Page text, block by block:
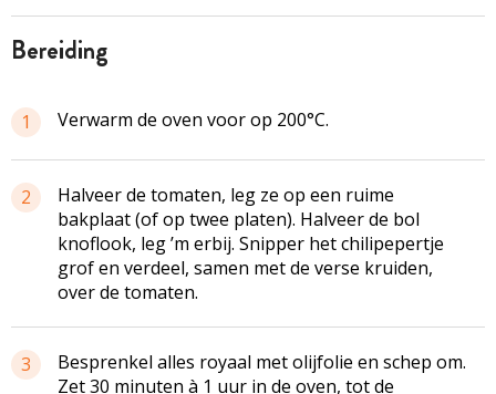
bereiding
1 Verwarm de oven voor op 200°C.
2
Halveer de tomaten, leg ze op een ruime
bakplaat (of op twee platen). Halveer de bol
knoflook, leg ’m erbij. Snipper het chilipepertje
grof en verdeel, samen met de verse kruiden,
over de tomaten.
3
Besprenkel alles royaal met olijfolie en schep om.
Zet 30 minuten à 1 uur in de oven, tot de